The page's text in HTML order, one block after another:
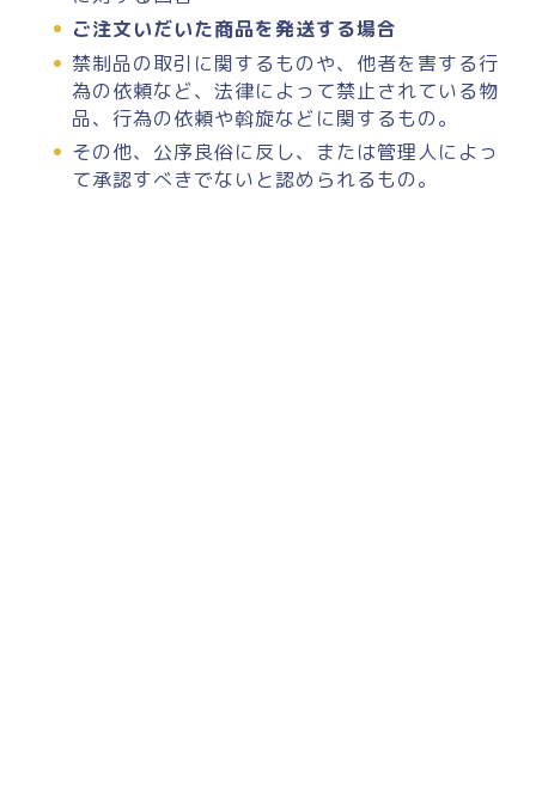
ご注文いだいた商品を発送する場合
禁制品の取引に関するものや、他者を害する行
為の依頼など、法律によって禁止されている物
品、行為の依頼や斡旋などに関するもの。
その他、公序良俗に反し、または管理人によっ
て承認すべきでないと認められるもの。